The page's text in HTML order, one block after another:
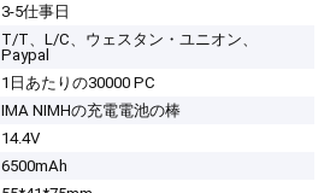
3-5仕事日
T/T、L/C、ウェスタン・ユニオン、
Paypal
1日あたりの30000 PC
IMA NIMHの充電電池の棒
14.4V
6500mAh